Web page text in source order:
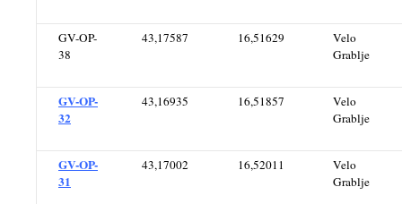
GV-OP-
38
43,17587 16,51629
Velo
Grablje
GV-OP-
32
43,16935 16,51857
Velo
Grablje
GV-OP-
31
43,17002 16,52011
Velo
Grablje